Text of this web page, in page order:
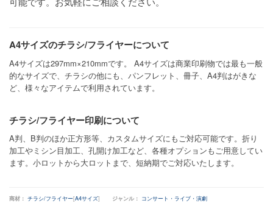
A4サイズのチラシ/フライヤーについて
A4サイズは297mm×210mmです。 A4サイズは商業印刷物では最も一般
的なサイズで、チラシの他にも、パンフレット、冊子、A4判はがきな
ど、様々なアイテムで利用されています。
チラシ/フライヤー印刷について
A判、B判のほか正方形等、カスタムサイズにもご対応可能です。折り
加工やミシン目加工、孔開け加工など、各種オプションもご用意してい
ます。小ロットから大ロットまで、短納期でご対応いたします。
商材： チラシ/フライヤー[A4サイズ] ジャンル： コンサート・ライブ・演劇